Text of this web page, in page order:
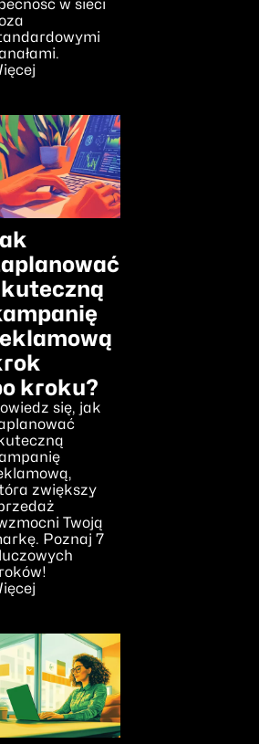
w sieci
kroku?
się, jak
zwiększy
Twoją
Poznaj 7